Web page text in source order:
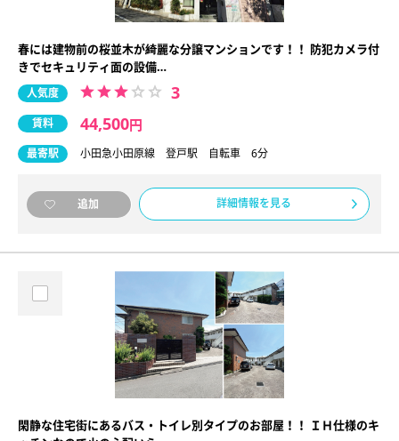
春には建物前の桜並木が綺麗な分譲マンションです！！ 防犯カメラ付
きでセキュリティ面の設備…
人気度 3
賃料 44,500円
最寄駅 小田急小田原線 登戸駅 自転車 6分
追加 詳細情報を見る
閑静な住宅街にあるバス・トイレ別タイプのお部屋！！ ＩＨ仕様のキ